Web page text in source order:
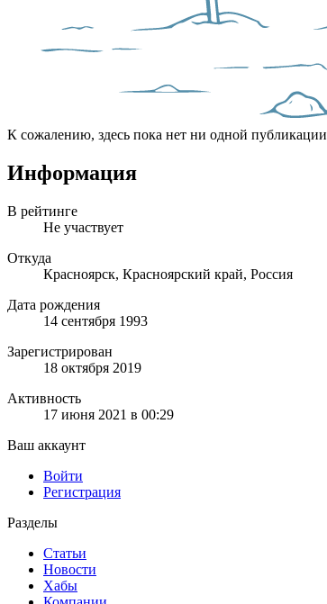
К сожалению, здесь пока нет ни одной публикации
Информация
В рейтинге
Не участвует
Откуда
Красноярск, Красноярский край, Россия
Дата рождения
14 сентября 1993
Зарегистрирован
18 октября 2019
Активность
17 июня 2021 в 00:29
Ваш аккаунт
Войти
Регистрация
Разделы
Статьи
Новости
Хабы